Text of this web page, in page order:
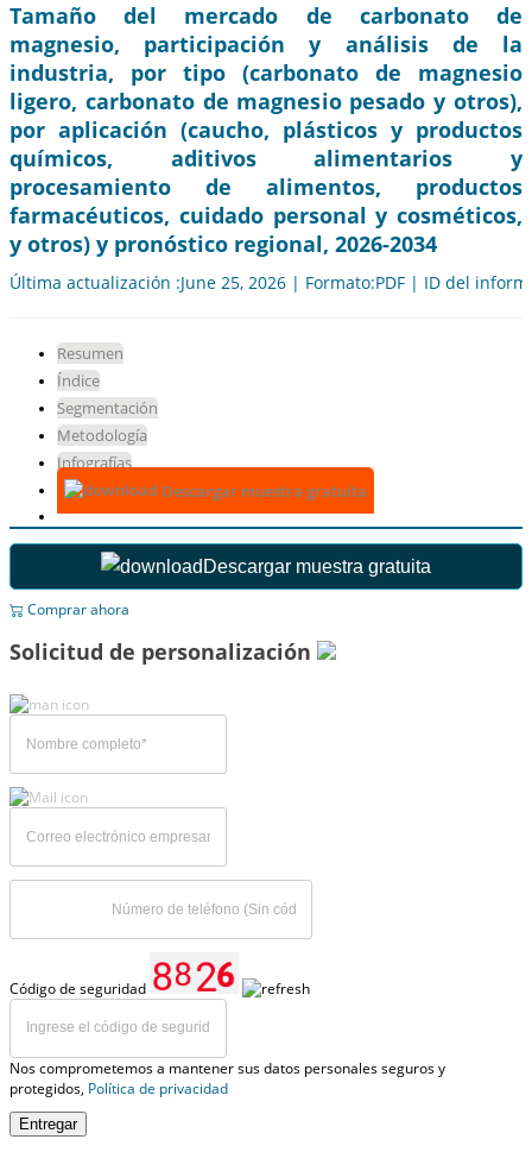
Tamaño del mercado de carbonato de
magnesio, participación y análisis de la
industria, por tipo (carbonato de magnesio
ligero, carbonato de magnesio pesado y otros),
por aplicación (caucho, plásticos y productos
químicos, aditivos alimentarios y
procesamiento de alimentos, productos
farmacéuticos, cuidado personal y cosméticos,
y otros) y pronóstico regional, 2026-2034
Última actualización :June 25, 2026 | Formato:PDF | ID del
Resumen
Índice
Segmentación
Metodología
Infografías
Descargar muestra gratuita
Descargar muestra gratuita
Comprar ahora
Solicitud de personalización
Código de seguridad
Nos comprometemos a mantener sus datos personales seguros y
protegidos, Política de privacidad
Entregar